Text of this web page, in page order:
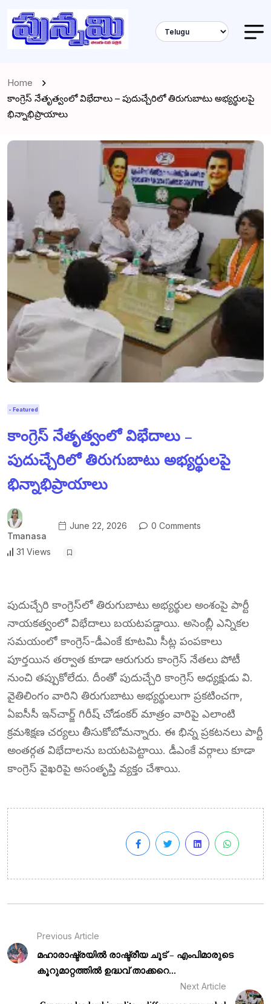
Home
కాంగ్రెస్ నేతృత్వంలో విభేదాలు – పుదుచ్చేరిలో తిరుగుబాటు అభ్యర్థులపై
భిన్నాభిప్రాయాలు
- Featured
కాంగ్రెస్ నేతృత్వంలో విభేదాలు –
పుదుచ్చేరిలో తిరుగుబాటు అభ్యర్థులపై
భిన్నాభిప్రాయాలు
Tmanasa
June 22, 2026 0 Comments
31 Views
పుదుచ్చేరి కాంగ్రెస్‌లో తిరుగుబాటు అభ్యర్థుల అంశంపై పార్టీ
నాయకత్వంలో విభేదాలు బయటపడ్డాయి. అసెంబ్లీ ఎన్నికల
సమయంలో కాంగ్రెస్-డీఎంకే కూటమి సీట్ల పంపకాలు
పూర్తయిన తర్వాత కూడా ఆరుగురు కాంగ్రెస్ నేతలు పోటీ
నుంచి తప్పుకోలేదు. దీంతో పుదుచ్చేరి కాంగ్రెస్ అధ్యక్షుడు వి.
వైతిలింగం వారిని తిరుగుబాటు అభ్యర్థులుగా ప్రకటించగా,
ఏఐసీసీ ఇన్‌చార్జ్ గిరీష్ చోడంకర్ మాత్రం వారిపై ఎలాంటి
క్రమశిక్షణ చర్యలు తీసుకోబోమన్నారు. ఈ భిన్న ప్రకటనలు పార్టీ
అంతర్గత విభేదాలను బయటపెట్టాయి. డీఎంకే వర్గాలు కూడా
కాంగ్రెస్ వైఖరిపై అసంతృప్తి వ్యక్తం చేశాయి.
Previous Article
മഹാരാഷ്ട്രയിൽ രാഷ്ട്രീയ ചൂട് – എംപിമാരുടെ
കൂറുമാറ്റത്തിൽ ഉദ്ധവ് താക്കറെ...
Next Article